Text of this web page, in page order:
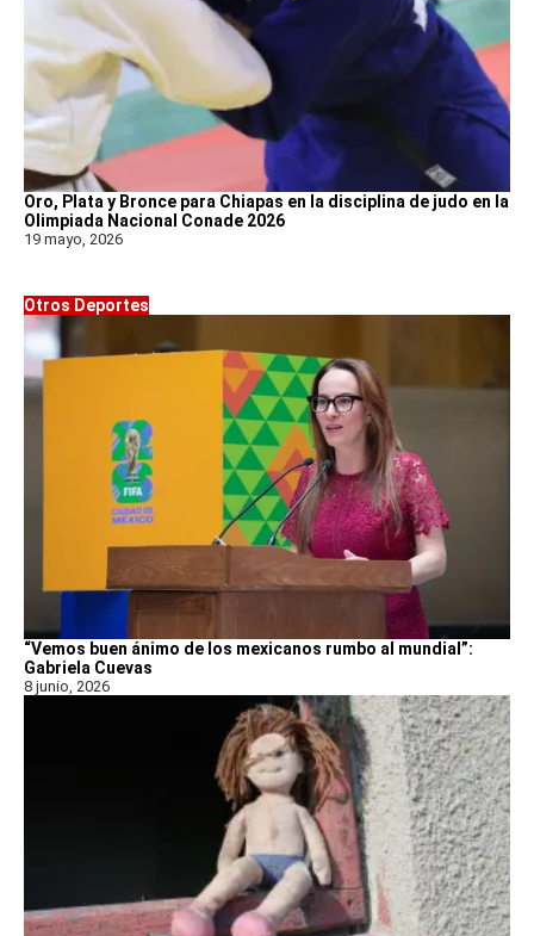
Oro, Plata y Bronce para Chiapas en la disciplina de judo en la
Olimpiada Nacional Conade 2026
19 mayo, 2026
Otros Deportes
“Vemos buen ánimo de los mexicanos rumbo al mundial”:
Gabriela Cuevas
8 junio, 2026